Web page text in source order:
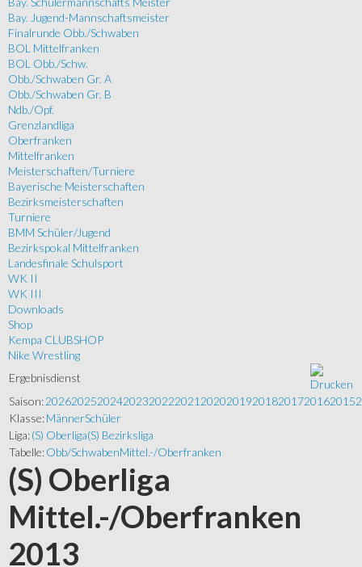
Bay. Jugend-Mannschaftsmeister
Finalrunde Obb./Schwaben
BOL Mittelfranken
BOL Obb./Schw.
Obb./Schwaben Gr. A
Obb./Schwaben Gr. B
Ndb./Opf.
Grenzlandliga
Oberfranken
Mittelfranken
Meisterschaften/Turniere
Bayerische Meisterschaften
Bezirksmeisterschaften
Turniere
BMM Schüler/Jugend
Bezirkspokal Mittelfranken
Landesfinale Schulsport
WK II
WK III
Downloads
Shop
Kempa CLUBSHOP
Nike Wrestling
Ergebnisdienst
Saison:202620252024202320222021 202020192018201720162015
Klasse:MännerSchüler
Liga:(S) Oberliga(S) Bezirksliga
Tabelle:Obb/SchwabenMittel.-/Oberfranken
(S) Oberliga
Mittel.-/Oberfranken
2013